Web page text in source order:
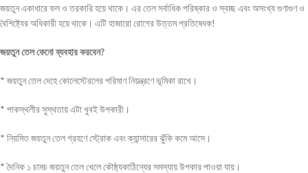
জয়তুন একাধারে ফল ও তরকারি হয়ে থাকে। এর তেল সর্বাধিক পরিষ্কার ও স্বচ্ছ এবং অসংখ্য গুণাগুণ ও
বৈশিষ্ট্যের অধিকারী হয়ে থাকে। এটি হাজারো রোগের উত্তম প্রতিষেধক!
জয়তুন তেল কেনো ব্যবহার করবেন?
* জয়তুন তেল দেহে কোলেস্টেরলের পরিমাণ নিয়ন্ত্রণে ভূমিকা রাখে।
* পাকস্থলীর সুস্থতায় এটা খুবই উপকারী।
* নিয়মিত জয়তুন তেল গ্রহণে স্ট্রোক এবং ক্যান্সারের ঝুঁকি কমে আসে।
* দৈনিক ১ চামচ জয়তুন তেল খেলে কৌষ্ঠ্যকাঠিন্যের সমস্যায় উপকার পাওয়া যায়।